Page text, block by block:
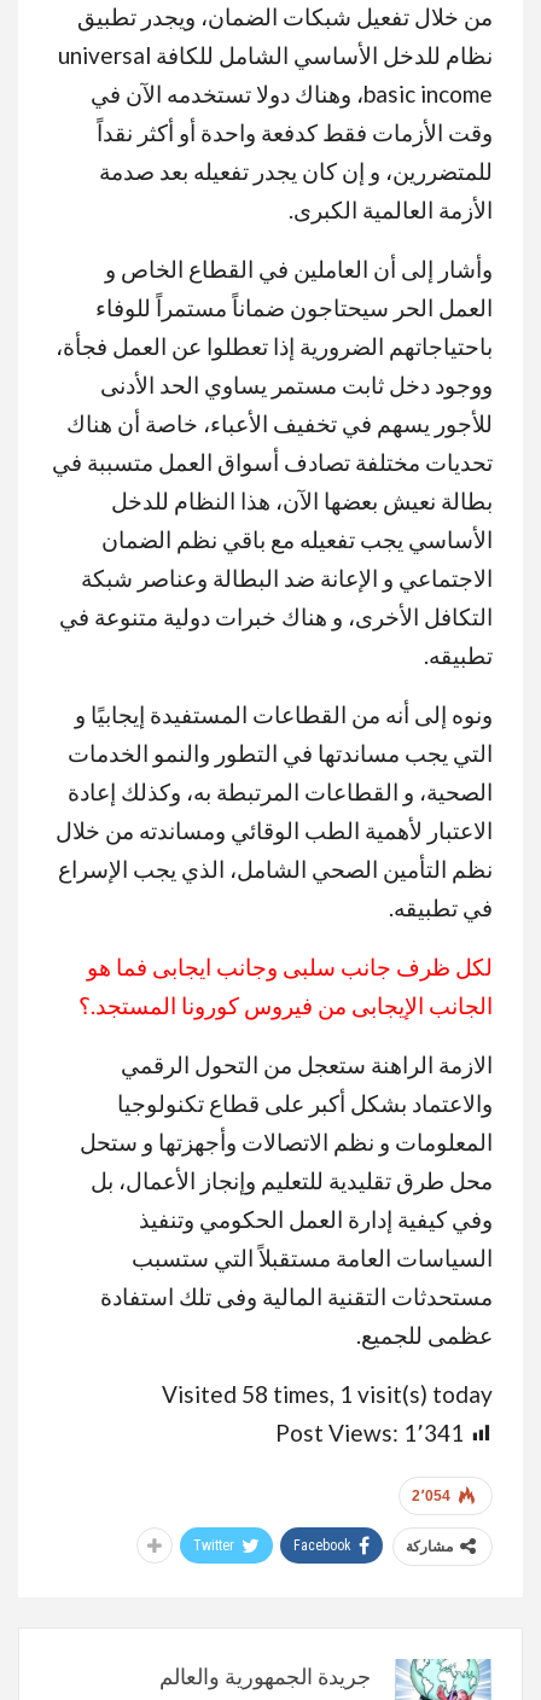
من خلال تفعيل شبكات الضمان، ويجدر تطبيق
نظام للدخل الأساسي الشامل للكافة universal
basic income، وهناك دولا تستخدمه الآن في
وقت الأزمات فقط كدفعة واحدة أو أكثر نقداً
للمتضررين، و إن كان يجدر تفعيله بعد صدمة
الأزمة العالمية الكبرى.
وأشار إلى أن العاملين في القطاع الخاص و
العمل الحر سيحتاجون ضماناً مستمراً للوفاء
باحتياجاتهم الضرورية إذا تعطلوا عن العمل فجأة،
ووجود دخل ثابت مستمر يساوي الحد الأدنى
للأجور يسهم في تخفيف الأعباء، خاصة أن هناك
تحديات مختلفة تصادف أسواق العمل متسببة في
بطالة نعيش بعضها الآن، هذا النظام للدخل
الأساسي يجب تفعيله مع باقي نظم الضمان
الاجتماعي و الإعانة ضد البطالة وعناصر شبكة
التكافل الأخرى، و هناك خبرات دولية متنوعة في
تطبيقه.
ونوه إلى أنه من القطاعات المستفيدة إيجابيًا و
التي يجب مساندتها في التطور والنمو الخدمات
الصحية، و القطاعات المرتبطة به، وكذلك إعادة
الاعتبار لأهمية الطب الوقائي ومساندته من خلال
نظم التأمين الصحي الشامل، الذي يجب الإسراع
في تطبيقه.
لكل ظرف جانب سلبى وجانب ايجابى فما هو
الجانب الإيجابى من فيروس كورونا المستجد.؟
الازمة الراهنة ستعجل من التحول الرقمي
والاعتماد بشكل أكبر على قطاع تكنولوجيا
المعلومات و نظم الاتصالات وأجهزتها و ستحل
محل طرق تقليدية للتعليم وإنجاز الأعمال، بل
وفي كيفية إدارة العمل الحكومي وتنفيذ
السياسات العامة مستقبلاً التي ستسبب
مستحدثات التقنية المالية وفى تلك استفادة
عظمى للجميع.
Visited 58 times, 1 visit(s) today
Post Views: 1٬341
2٬054
مشاركة Facebook
Twitter
جريدة الجمهورية والعالم